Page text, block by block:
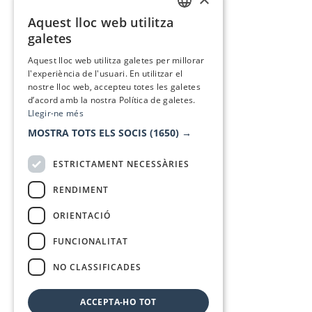
Aquest lloc web utilitza
galetes
Aquest lloc web utilitza galetes per millorar
l'experiència de l'usuari. En utilitzar el
nostre lloc web, accepteu totes les galetes
d’acord amb la nostra Política de galetes.
Llegir-ne més
MOSTRA TOTS ELS SOCIS (1650) →
ESTRICTAMENT NECESSÀRIES
RENDIMENT
ORIENTACIÓ
FUNCIONALITAT
NO CLASSIFICADES
ACCEPTA-HO TOT